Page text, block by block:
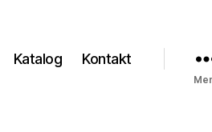
Katalog Kontakt